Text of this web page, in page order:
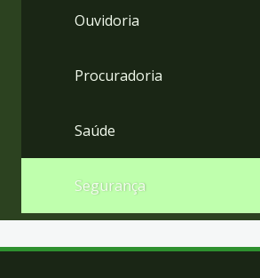
Ouvidoria
Procuradoria
Saúde
Segurança